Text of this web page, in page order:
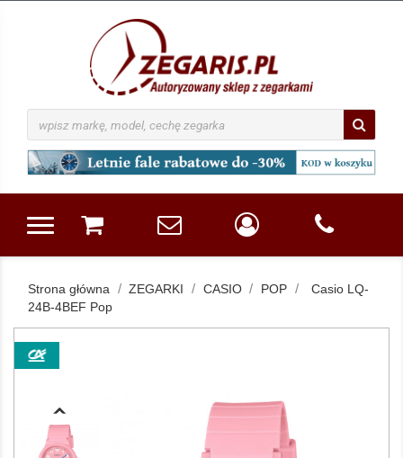
Strona główna ZEGARKI CASIO POP
Casio LQ-
24B-4BEF Pop